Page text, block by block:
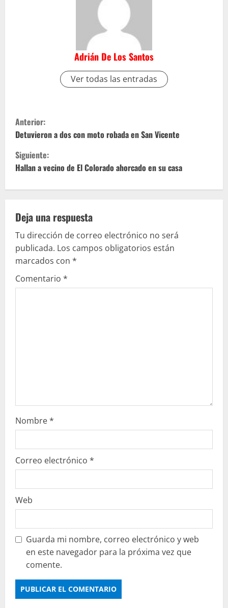
Adrián De Los Santos
Ver todas las entradas
S
i
g
l
e
y
e
Anterior:
Detuvieron a dos con moto robada en San Vicente
Siguiente:
Hallan a vecino de El Colorado ahorcado en su casa
Deja una respuesta
Tu dirección de correo electrónico no será
publicada. Los campos obligatorios están
marcados con *
Comentario *
Nombre*
Correo electrónico *
Web
Guarda mi nombre, correo electrónico y web
en este navegador para la próxima vez que
comente.